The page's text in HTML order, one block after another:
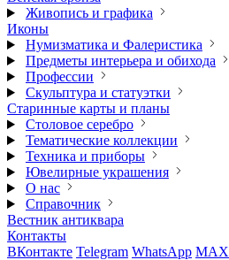
Живопись и графика
Иконы
Нумизматика и Фалеристика
Предметы интерьера и обихода
Профессии
Скульптура и статуэтки
Старинные карты и планы
Столовое серебро
Тематические коллекции
Техника и приборы
Ювелирные украшения
О нас
Справочник
Вестник антиквара
Контакты
ВКонтакте Telegram WhatsApp MAX